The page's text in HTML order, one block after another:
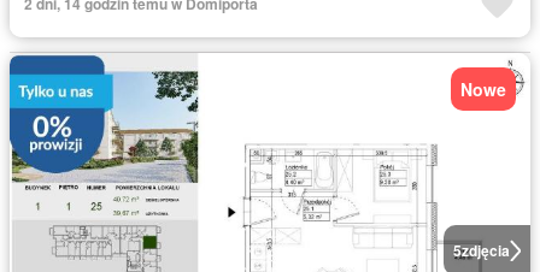
5zdjęcia
Nowe